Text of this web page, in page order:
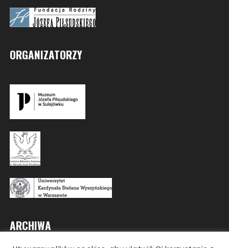
ORGANIZATORZY
ARCHIWA